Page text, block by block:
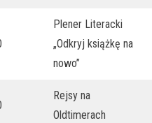
Plener Literacki
„Odkryj książkę na
nowo”
Rejsy na
Oldtimerach